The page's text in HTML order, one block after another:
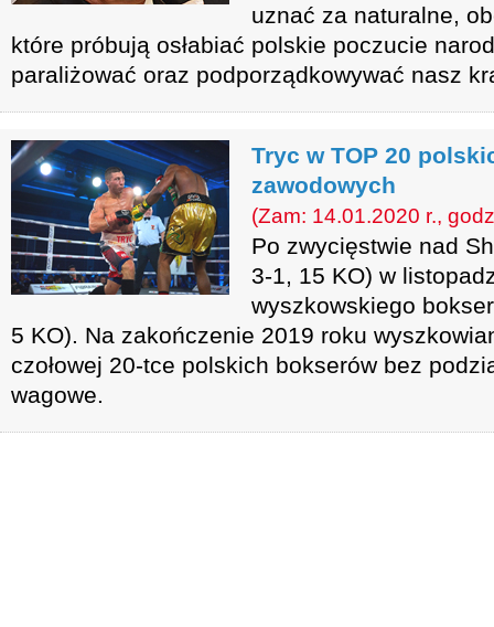
uznać za naturalne,
które próbują osłabiać polskie poczucie
paraliżować oraz podporządkowywać nasz
Tryc w TOP 20
zawodowych
(Zam: 14.01.2020 r.,
Po zwycięstwie nad
3-1, 15 KO) w
wyszkowskiego
5 KO). Na zakończenie 2019 roku
czołowej 20-tce polskich bokserów bez
wagowe.